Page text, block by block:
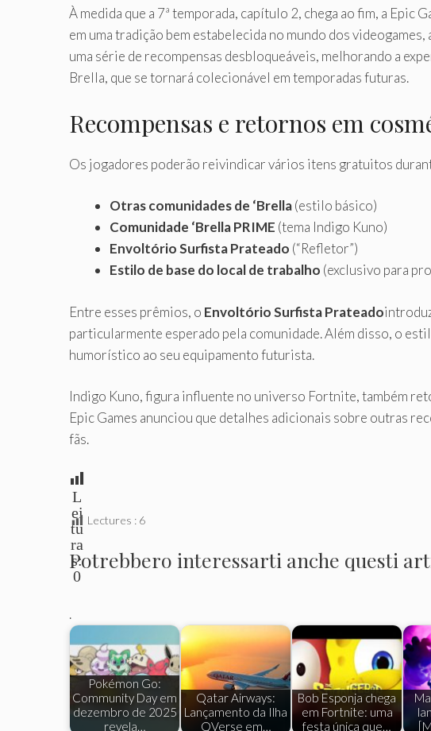
À medida que a 7ª temporada, capítulo 2, chega ao fim, a Epic
em uma tradição bem estabelecida no mundo dos
uma série de recompensas desbloqueáveis, melhorando a
Brella, que se tornará colecionável em temporadas futuras.
Recompensas e retornos em
Os jogadores poderão reivindicar vários itens gratuitos
Otras comunidades de ‘Brella(estilo básico)
Comunidade ‘Brella PRIME (tema Indigo Kuno)
Envoltório Surfista Prateado (“Refletor”)
Estilo de base do local de trabalho (exclusivo para
Entre esses prêmios, o Envoltório Surfista Prateado
particularmente esperado pela comunidade. Além disso, o
humorístico ao seu equipamento futurista.
Indigo Kuno, figura influente no universo Fortnite, também
Epic Games anunciou que detalhes adicionais sobre outras
fãs.
L
ei
tu
ra
s:
0
Lectures : 6
Potrebbero interessarti anche questi
.
Pokémon Go:
Community Day em
dezembro de 2025
revela…
Qatar Airways:
Lançamento da Ilha
QVerse em…
Bob Esponja chega
em Fortnite: uma
festa única que…